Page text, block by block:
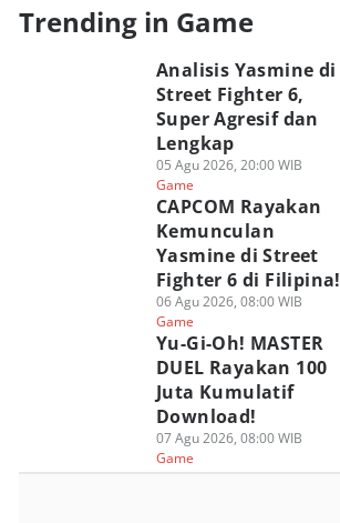
Trending in Game
Analisis Yasmine di
Street Fighter 6,
Super Agresif dan
Lengkap
05 Agu 2026, 20:00 WIB
Game
CAPCOM Rayakan
Kemunculan
Yasmine di Street
Fighter 6 di Filipina!
06 Agu 2026, 08:00 WIB
Game
Yu-Gi-Oh! MASTER
DUEL Rayakan 100
Juta Kumulatif
Download!
07 Agu 2026, 08:00 WIB
Game